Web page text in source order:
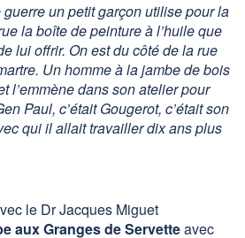
guerre un petit garçon utilise pour la
la boîte de peinture à l’huile que
lui offrir. On est du côté de la rue
Un homme à la jambe de bois
l’emmène dans son atelier pour
Paul, c’était Gougerot, c’était son
qui il allait travailler dix ans plus
le Dr Jacques Miguet
aux Granges de Servetteavec